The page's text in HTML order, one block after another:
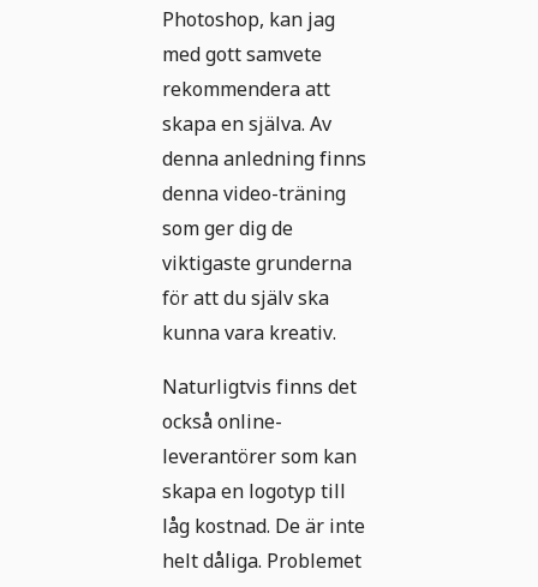
Photoshop, kan jag
med gott samvete
rekommendera att
skapa en själva. Av
denna anledning finns
denna video-träning
som ger dig de
viktigaste grunderna
för att du själv ska
kunna vara kreativ.
Naturligtvis finns det
också online-
leverantörer som kan
skapa en logotyp till
låg kostnad. De är inte
helt dåliga. Problemet